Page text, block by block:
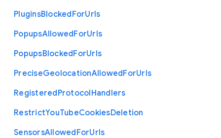
PluginsBlockedForUrls
PopupsAllowedForUrls
PopupsBlockedForUrls
PreciseGeolocationAllowedForUrls
RegisteredProtocolHandlers
RestrictYouTubeCookiesDeletion
SensorsAllowedForUrls